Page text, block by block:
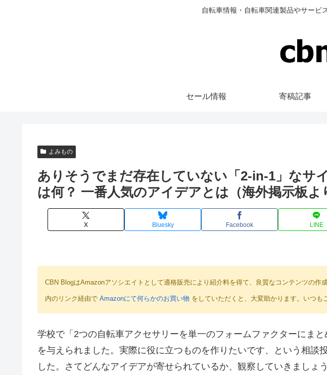
自転車情報・自転車関連製品やサービ
セール情報 寄稿記事
よみもの
ありそうでまだ存在していない「2-in-1」なサ
は何？ 一番人気のアイデアとは（海外掲示板よ
X Bluesky Facebook LINE
CBN BlogはAmazonアソシエイトとして適格販売により紹介料を得て、良質なコンテンツの作
内のリンク経由で Amazonにて何らかのお買い物 をしていただくと、大変助かります。いつも
学校で「2つの自転車アクセサリーを単一のフォームファクターにま
を与えられました。実際に役に立つものを作りたいです、という相談
した。さてどんなアイデアが寄せられているか、観察していきましょう